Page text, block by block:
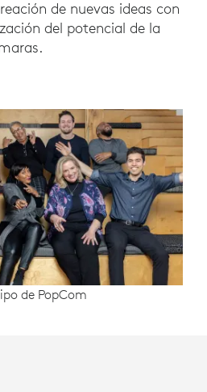
de nuevas ideas con
del potencial de la
de PopCom